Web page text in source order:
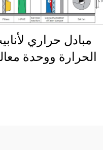
مبادل حراري
الحرارة ووحدة